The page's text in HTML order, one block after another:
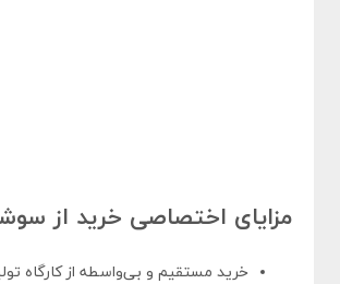
مزایای اختصاصی خرید از
خرید مستقیم و بی‌واسطه از کارگاه